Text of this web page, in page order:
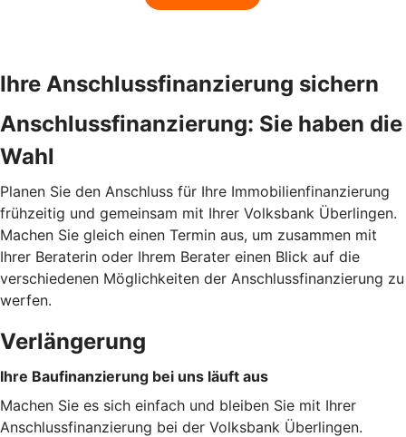
Ihre Anschlussfinanzierung sichern
Anschlussfinanzierung: Sie haben die
Wahl
Planen Sie den Anschluss für Ihre Immobilienfinanzierung
frühzeitig und gemeinsam mit Ihrer Volksbank Überlingen.
Machen Sie gleich einen Termin aus, um zusammen mit
Ihrer Beraterin oder Ihrem Berater einen Blick auf die
verschiedenen Möglichkeiten der Anschlussfinanzierung zu
werfen.
Verlängerung
Ihre Baufinanzierung bei uns läuft aus
Machen Sie es sich einfach und bleiben Sie mit Ihrer
Anschlussfinanzierung bei der Volksbank Überlingen.